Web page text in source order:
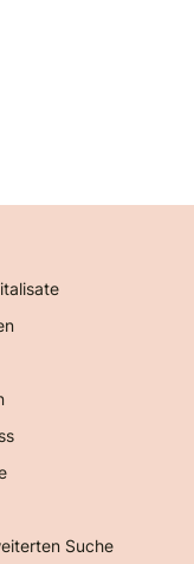
Suche